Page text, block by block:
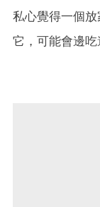
私心覺得一個
它，可能會邊吃